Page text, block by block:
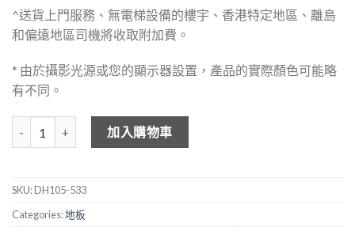
^送貨上門服務、無電梯設備的樓宇、香港特定地區、離島
和偏遠地區司機將收取附加費。
* 由於攝影光源或您的顯示器設置，產品的實際顏色可能略
有不同。
DEHOME 木紋石塑地板 DH105-533 數量
加入購物車
SKU:DH105-533
Categories:地板